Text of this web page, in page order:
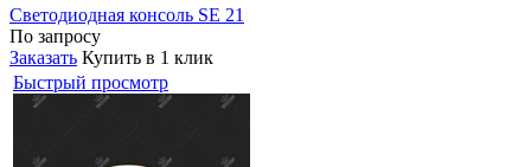
Светодиодная консоль SE 21
По запросу
Заказать Купить в 1 клик
Быстрый просмотр